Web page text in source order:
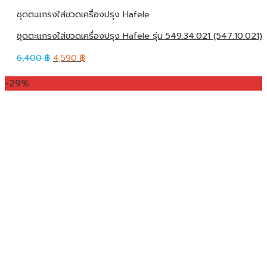
ชุดตะแกรงใส่ขวดเครื่องปรุง Hafele
ชุดตะแกรงใส่ขวดเครื่องปรุง Hafele รุ่น 549.34.021 (547.10.021)
6,400฿ 4,590 ฿
-29%